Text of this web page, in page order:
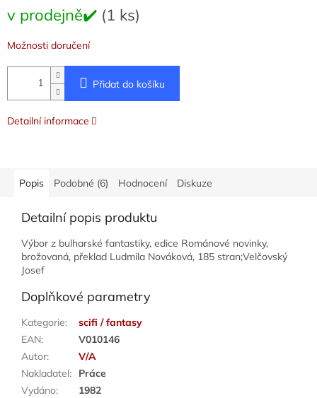
cena:
v prodejně✔️ (1 ks)
Možnosti doručení
Přidat do košíku
Detailní informace
Popis Podobné (6) Hodnocení Diskuze
Detailní popis produktu
Výbor z bulharské fantastiky, edice Románové novinky,
brožovaná, překlad Ludmila Nováková, 185 stran;Velčovský
Josef
Doplňkové parametry
Kategorie:
scifi / fantasy
EAN:
V010146
Autor:
V/A
Nakladatel:
Práce
Vydáno: 1982